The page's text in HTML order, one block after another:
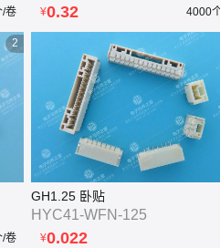
/卷 ¥0.32 4000
2
/卷
GH1.25 卧贴
HYC41-WFN-125
¥0.022